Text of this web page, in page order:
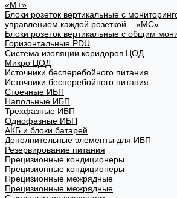
«М+»
Блоки розеток вертикальные с
управлением каждой розеткой – «МС»
Блоки розеток вертикальные с общим
Горизонтальные PDU
Система изоляции коридоров ЦОД
Микро ЦОД
Источники бесперебойного питания
Источники бесперебойного питания
Стоечные ИБП
Напольные ИБП
Трёхфазные ИБП
Однофазные ИБП
АКБ и блоки батарей
Дополнительные элементы для ИБП
Резервирование питания
Прецизионные кондиционеры
Прецизионные кондиционеры
Прецизионные межрядные
Прецизионные межрядные